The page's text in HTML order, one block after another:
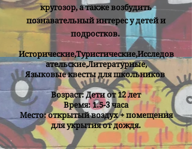
кругозор, а также возбудить
познавательный интерес у детей и
подростков.
Исторические,Туристические,Исследов
ательские,Литературные,
Языковые квесты для школьников
Возраст: Дети от 12 лет
Время: 1.5-3 часа
Место: открытый воздух + помещения
для укрытия от дождя.